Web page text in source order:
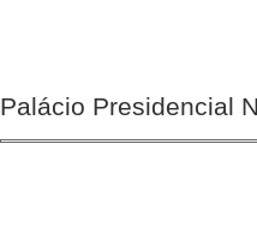
Palácio Presidencial